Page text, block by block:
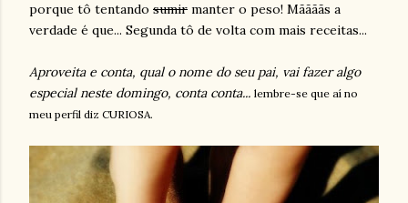
porque tô tentando sumir manter o peso! Mããããs a
verdade é que... Segunda tô de volta com mais receitas...
Aproveita e conta, qual o nome do seu pai, vai fazer algo
especial neste domingo, conta conta... lembre-se que aí no
meu perfil diz CURIOSA.